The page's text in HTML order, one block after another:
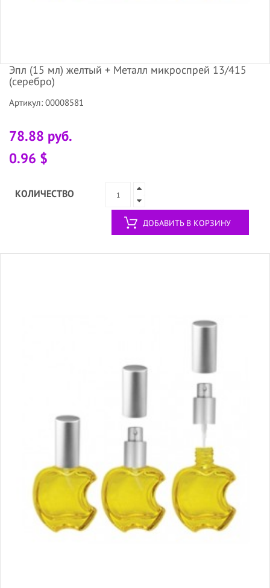
Эпл (15 мл) желтый + Металл микроспрей 13/415
(серебро)
Артикул: 00008581
78.88 руб.
0.96 $
КОЛИЧЕСТВО
ДОБАВИТЬ В КОРЗИНУ